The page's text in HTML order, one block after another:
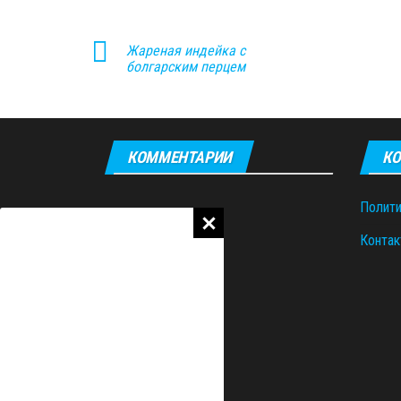
Жареная индейка с
болгарским перцем
КОММЕНТАРИИ